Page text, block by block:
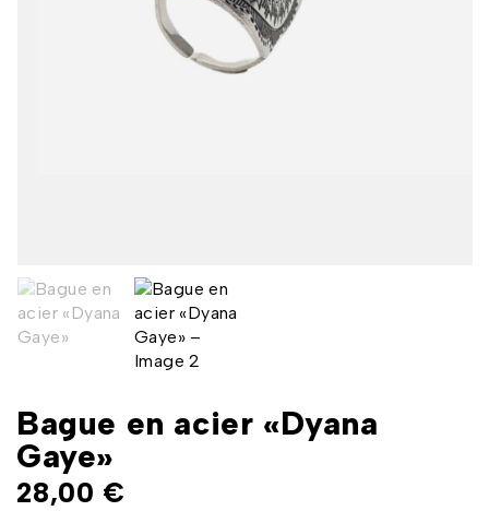
Bague en acier «Dyana
Gaye»
28,00 €